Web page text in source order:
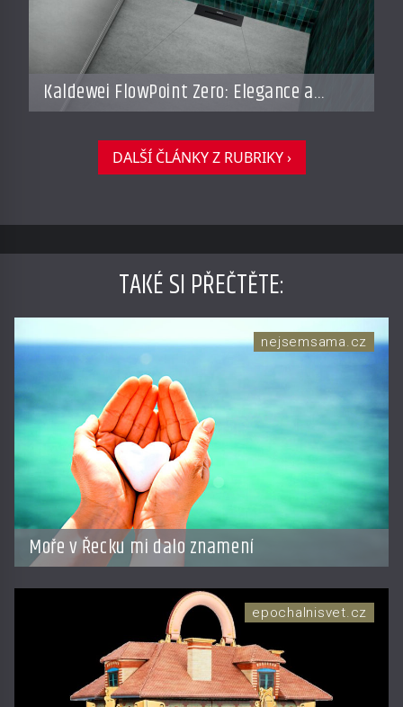
Kaldewei FlowPoint Zero: Elegance a
funkčnost na nejvyšší úrovni
DALŠÍ ČLÁNKY Z RUBRIKY ›
TAKÉ SI PŘEČTĚTE:
Moře v Řecku mi dalo znamení
nejsemsama.cz
epochalnisvet.cz